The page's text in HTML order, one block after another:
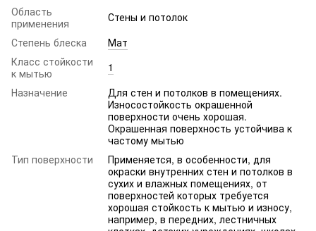
Область
применения
Стены и потолок
Степень блеска
Мат
Класс стойкости
к мытью
1
Назначение
Для стен и потолков в помещениях.
Износостойкость окрашенной
поверхности очень хорошая.
Окрашенная поверхность устойчива к
частому мытью
Тип поверхности
Применяется, в особенности, для
окраски внутренних стен и потолков в
сухих и влажных помещениях, от
поверхностей которых требуется
хорошая стойкость к мытью и износу,
например, в передних, лестничных